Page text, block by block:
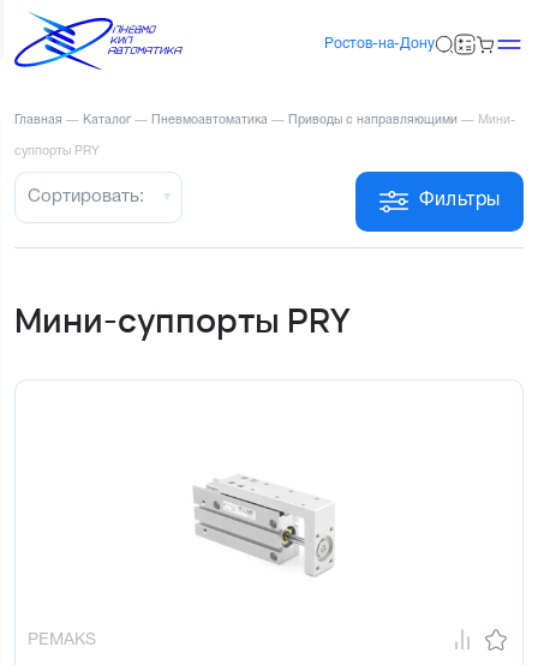
Ростов-на-Дону
Главная — Каталог — Пневмоавтоматика — Приводы с направляющими — Мини-
суппорты PRY
Фильтры
Сортировать:
Мини-суппорты PRY
PEMAKS